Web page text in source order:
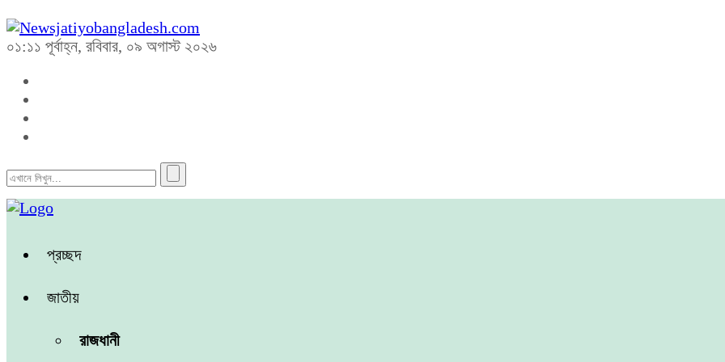
০১:১১ পূর্বাহ্ন, রবিবার, ০৯ অগাস্ট ২০২৬
প্রচ্ছদ
জাতীয়
রাজধানী